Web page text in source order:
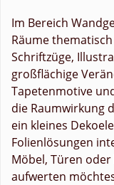
Im Bereich
Räume
Schriftzüge,
großflächige
Tapetenmotive
die Raumwirkung
ein kleines
Folienlösungen
Möbel, Türen
aufwerten